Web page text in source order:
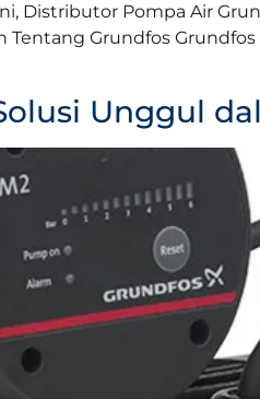
Distributor Pompa Air
Grundfos
Unggul